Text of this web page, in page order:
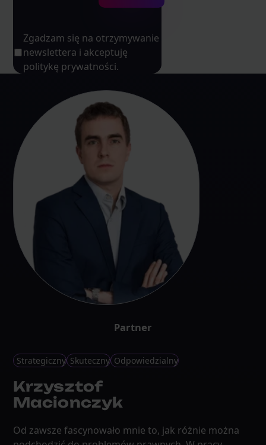
Zgadzam się na otrzymywanie
newslettera i akceptuję
politykę prywatności.
Partner
Strategiczny Skuteczny Odpowiedzialny
Krzysztof
Macionczyk
Od zawsze fascynowało mnie to, jak różnie można